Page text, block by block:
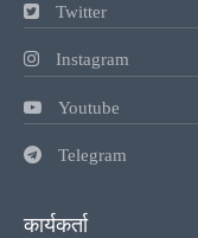
Twitter
Instagram
Youtube
Telegram
कार्यकर्ता